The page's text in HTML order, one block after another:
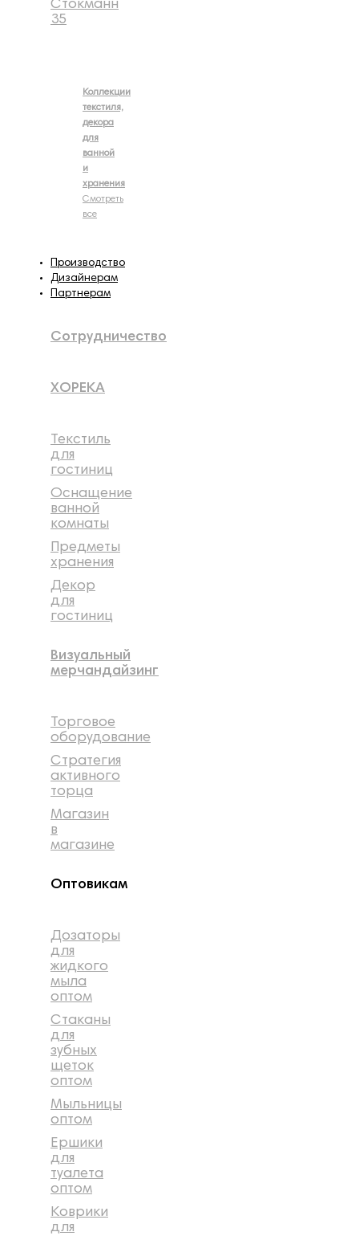
Стокманн
35
Коллекции
текстиля,
декора
для
ванной
и
хранения
Смотреть
все
Производство
Дизайнерам
Партнерам
Сотрудничество
ХОРЕКА
Текстиль
для
гостиниц
Оснащение
ванной
комнаты
Предметы
хранения
Декор
для
гостиниц
Визуальный
мерчандайзинг
Торговое
оборудование
Стратегия
активного
торца
Магазин
в
магазине
Оптовикам
Дозаторы
для
жидкого
мыла
оптом
Стаканы
для
зубных
щеток
оптом
Мыльницы
оптом
Ершики
для
туалета
оптом
Коврики
для